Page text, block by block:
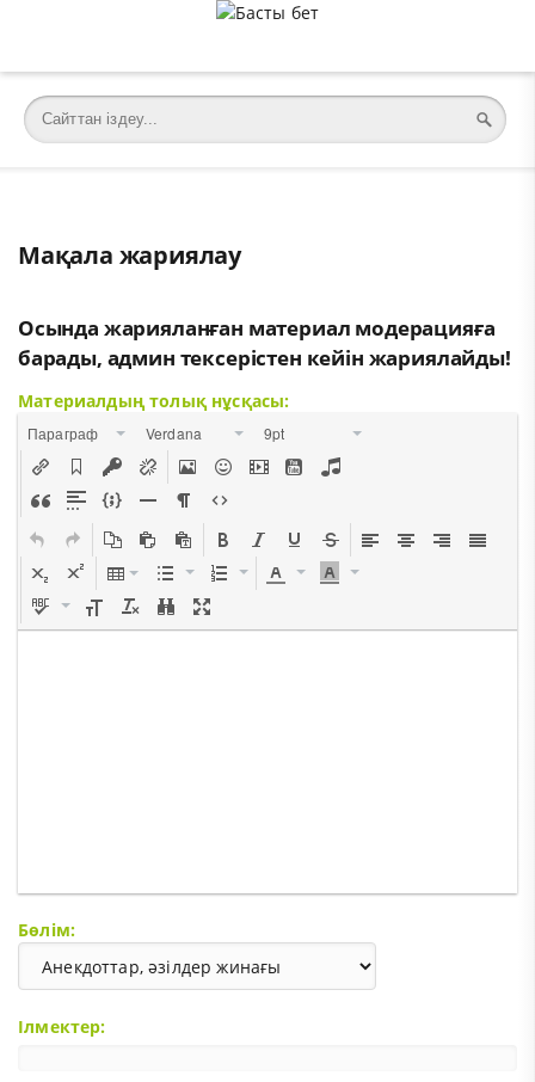
Мақала жариялау
Осында жарияланған материал модерацияға
барады, админ тексерістен кейін жариялайды!
Материалдың толық нұсқасы:
Параграф Verdana 9pt
Бөлім:
Ілмектер: